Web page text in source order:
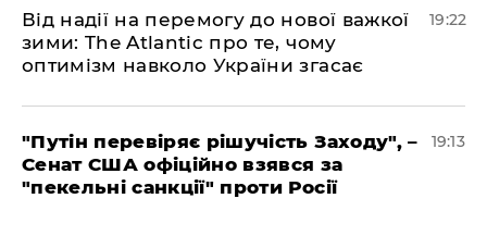
​Від надії на перемогу до нової важкої
зими: The Atlantic про те, чому
оптимізм навколо України згасає
19:22
​"Путін перевіряє рішучість Заходу", –
Сенат США офіційно взявся за
"пекельні санкції" проти Росії
19:13